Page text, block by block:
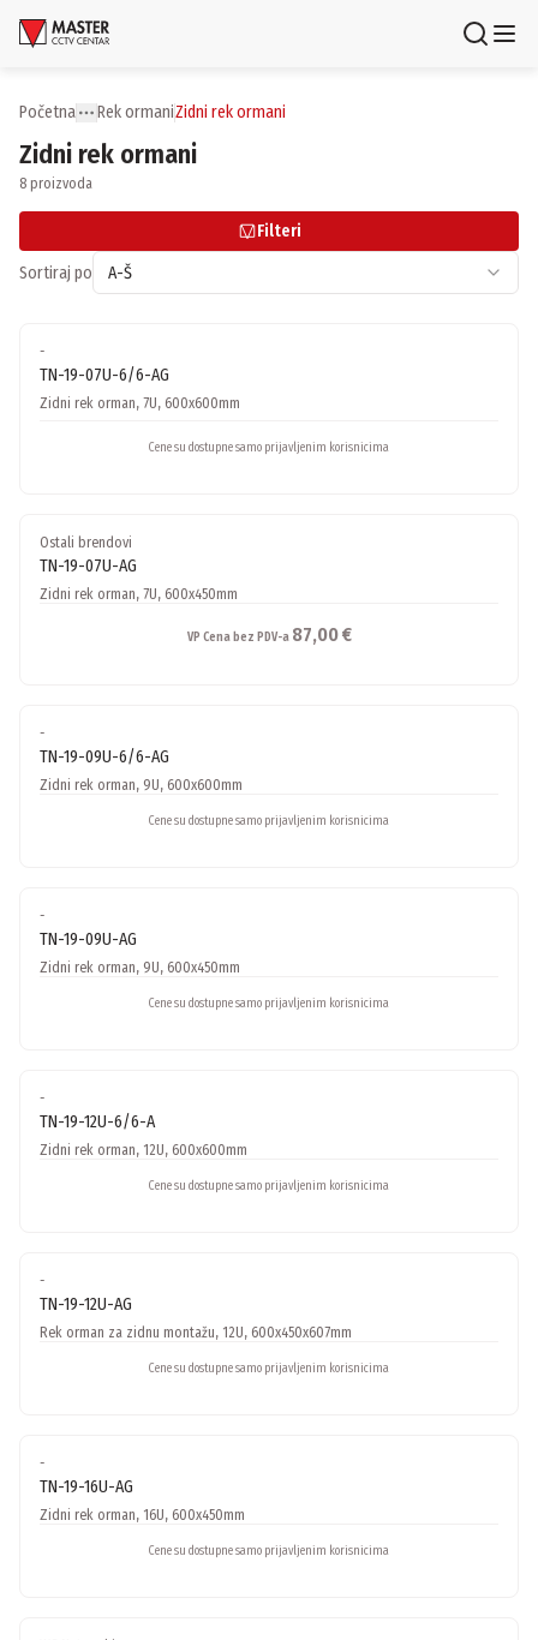
Proizvodi
Brendovi
Aktuelnosti
Zaposlenje
Početna More
Toggle menu
rek ormani zidni rek ormani
Zidni rek ormani
8 proizvoda
Filteri
Sortiraj po A-Š
-
TN-19-07U-6/6-AG
Zidni rek orman, 7U, 600x600mm
Cene su dostupne samo prijavljenim korisnicima
Ostali brendovi
TN-19-07U-AG
Zidni rek orman, 7U, 600x450mm
VP Cena bez PDV-a 87,00 €
-
TN-19-09U-6/6-AG
Zidni rek orman, 9U, 600x600mm
Cene su dostupne samo prijavljenim korisnicima
-
TN-19-09U-AG
Zidni rek orman, 9U, 600x450mm
Cene su dostupne samo prijavljenim korisnicima
-
TN-19-12U-6/6-A
Zidni rek orman, 12U, 600x600mm
Cene su dostupne samo prijavljenim korisnicima
-
TN-19-12U-AG
Rek orman za zidnu montažu, 12U, 600x450x607mm
Cene su dostupne samo prijavljenim korisnicima
-
TN-19-16U-AG
Zidni rek orman, 16U, 600x450mm
Cene su dostupne samo prijavljenim korisnicima